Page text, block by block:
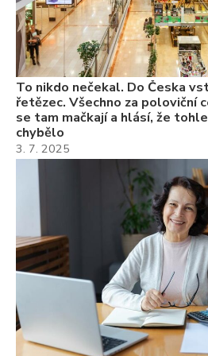
To nikdo nečekal. Do Česka
řetězec. Všechno za poloviční
se tam mačkají a hlásí, že
chybělo
3. 7. 2025